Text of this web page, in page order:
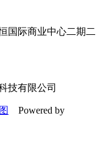
国际商业中心二期二
技有限公司
Powered by